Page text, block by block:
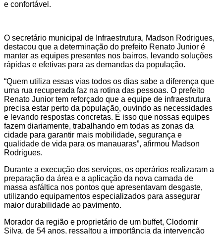
e confortável.
O secretário municipal de Infraestrutura, Madson Rodrigues,
destacou que a determinação do prefeito Renato Junior é
manter as equipes presentes nos bairros, levando soluções
rápidas e efetivas para as demandas da população.
“Quem utiliza essas vias todos os dias sabe a diferença que
uma rua recuperada faz na rotina das pessoas. O prefeito
Renato Junior tem reforçado que a equipe de infraestrutura
precisa estar perto da população, ouvindo as necessidades
e levando respostas concretas. É isso que nossas equipes
fazem diariamente, trabalhando em todas as zonas da
cidade para garantir mais mobilidade, segurança e
qualidade de vida para os manauaras”, afirmou Madson
Rodrigues.
Durante a execução dos serviços, os operários realizaram a
preparação da área e a aplicação da nova camada de
massa asfáltica nos pontos que apresentavam desgaste,
utilizando equipamentos especializados para assegurar
maior durabilidade ao pavimento.
Morador da região e proprietário de um buffet, Clodomir
Silva, de 54 anos, ressaltou a importância da intervenção